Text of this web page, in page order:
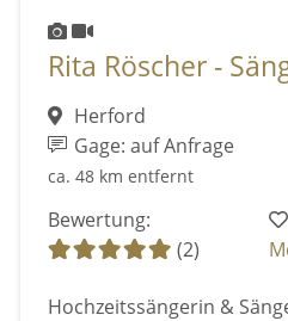
Rita Röscher -
Herford
Gage: auf Anfrage
ca. 48 km entfernt
Bewertung:
(2)
Hochzeitssängerin &